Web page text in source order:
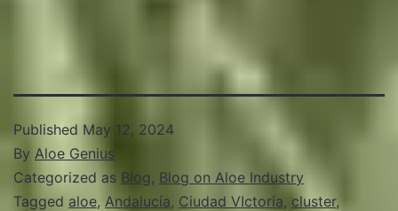
Published May 12, 2024
By Aloe Genius
Categorized as Blog , Blog on Aloe Industry
Tagged aloe, Andalucía, Ciudad VIctoria, cluster,